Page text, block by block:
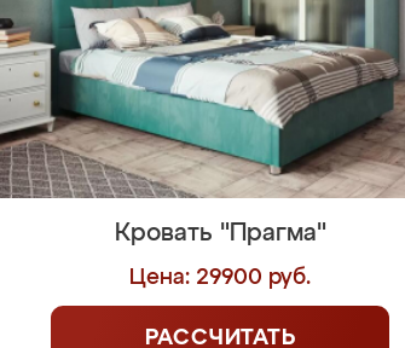
Кровать "Прагма"
Цена: 29900 руб.
РАССЧИТАТЬ